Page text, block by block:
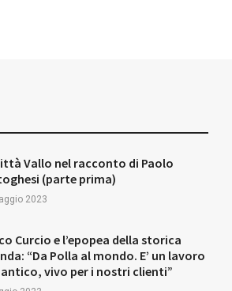
Vallo nel racconto di Paolo
(parte prima)
2023
Curcio e l’epopea della storica
“Da Polla al mondo. E’ un lavoro
vivo per i nostri clienti”